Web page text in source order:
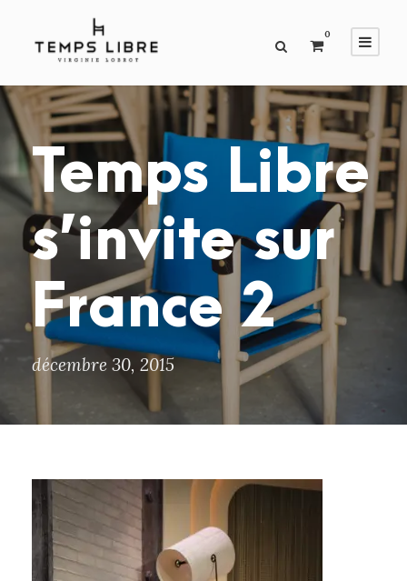
0
Temps Libre
s’invite sur
France 2
décembre 30, 2015